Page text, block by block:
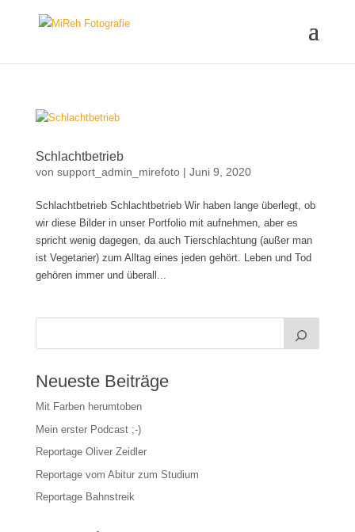
Schlachtbetrieb
von support_admin_mirefoto| Juni 9, 2020
Schlachtbetrieb Schlachtbetrieb Wir haben lange überlegt, ob
wir diese Bilder in unser Portfolio mit aufnehmen, aber es
spricht wenig dagegen, da auch Tierschlachtung (außer man
ist Vegetarier) zum Alltag eines jeden gehört. Leben und Tod
gehören immer und überall...
Neueste Beiträge
Mit Farben herumtoben
Mein erster Podcast ;-)
Reportage Oliver Zeidler
Reportage vom Abitur zum Studium
Reportage Bahnstreik